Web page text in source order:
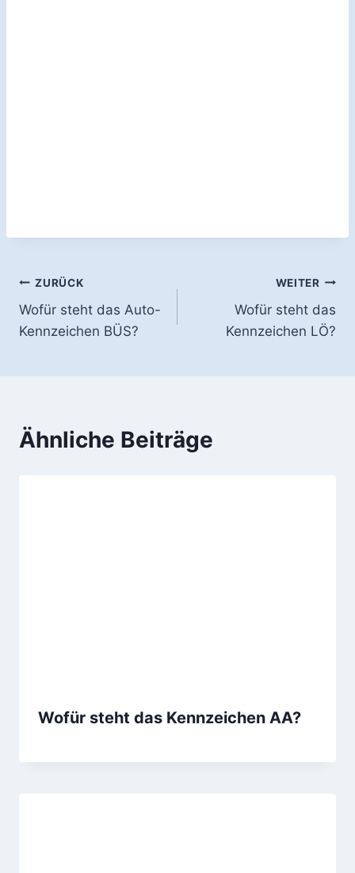
Beitragsnavigation
ZURÜCK
Wofür steht das Auto-
Kennzeichen BÜS?
WEITER
Wofür steht das
Kennzeichen LÖ?
Ähnliche Beiträge
Wofür steht das Kennzeichen AA?